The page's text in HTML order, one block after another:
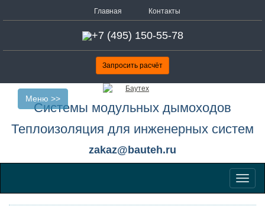
Главная Контакты
+7 (495) 150-55-78
Запросить расчёт
Системы модульных дымоходов
Теплоизоляция для инженерных систем
zakaz@bauteh.ru
Меню
Меню >>